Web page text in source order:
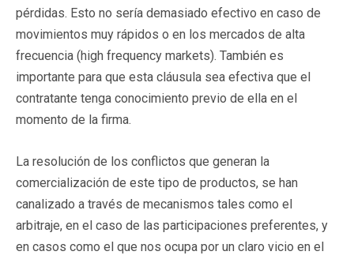
pérdidas. Esto no sería demasiado efectivo en caso de
movimientos muy rápidos o en los mercados de alta
frecuencia (high frequency markets). También es
importante para que esta cláusula sea efectiva que el
contratante tenga conocimiento previo de ella en el
momento de la firma.
La resolución de los conflictos que generan la
comercialización de este tipo de productos, se han
canalizado a través de mecanismos tales como el
arbitraje, en el caso de las participaciones preferentes, y
en casos como el que nos ocupa por un claro vicio en el